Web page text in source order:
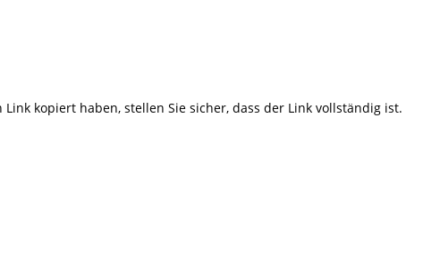
kopiert haben, stellen Sie sicher, dass der Link vollständig ist.